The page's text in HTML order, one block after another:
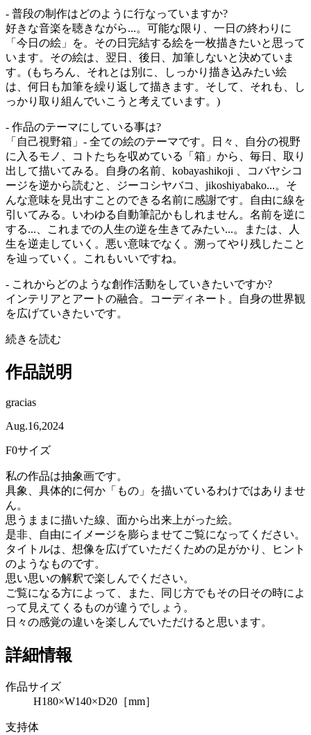
- 普段の制作はどのように行なっていますか?
好きな音楽を聴きながら...。可能な限り、一日の終わりに
「今日の絵」を。その日完結する絵を一枚描きたいと思って
います。その絵は、翌日、後日、加筆しないと決めていま
す。(もちろん、それとは別に、しっかり描き込みたい絵
は、何日も加筆を繰り返して描きます。そして、それも、し
っかり取り組んでいこうと考えています。)
- 作品のテーマにしている事は?
「自己視野箱」- 全ての絵のテーマです。日々、自分の視野
に入るモノ、コトたちを収めている「箱」から、毎日、取り
出して描いてみる。自身の名前、kobayashikoji 、コバヤシコ
ージを逆から読むと、ジーコシヤバコ、jikoshiyabako...。そ
んな意味を見出すことのできる名前に感謝です。自由に線を
引いてみる。いわゆる自動筆記かもしれません。名前を逆に
する...、これまでの人生の逆を生きてみたい...。または、人
生を逆走していく。悪い意味でなく。溯ってやり残したこと
を辿っていく。これもいいですね。
- これからどのような創作活動をしていきたいですか?
インテリアとアートの融合。コーディネート。自身の世界観
を広げていきたいです。
続きを読む
作品説明
gracias
Aug.16,2024
F0サイズ
私の作品は抽象画です。
具象、具体的に何か「もの」を描いているわけではありませ
ん。
思うままに描いた線、面から出来上がった絵。
是非、自由にイメージを膨らませてご覧になってください。
タイトルは、想像を広げていただくための足がかり、ヒント
のようなものです。
思い思いの解釈で楽しんでください。
ご覧になる方によって、また、同じ方でもその日その時によ
って見えてくるものが違うでしょう。
日々の感覚の違いを楽しんでいただけると思います。
詳細情報
作品サイズ
H180×W140×D20［mm］
支持体